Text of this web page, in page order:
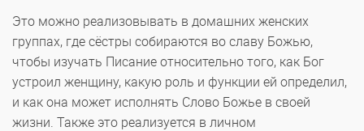
Это можно реализовывать в домашних женских
группах, где сёстры собираются во славу Божью,
чтобы изучать Писание относительно того, как Бог
устроил женщину, какую роль и функции ей определил,
и как она может исполнять Слово Божье в своей
жизни. Также это реализуется в личном